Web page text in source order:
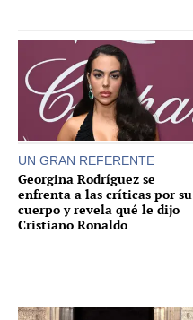
UN GRAN REFERENTE
Georgina Rodríguez se
enfrenta a las críticas por su
cuerpo y revela qué le dijo
Cristiano Ronaldo